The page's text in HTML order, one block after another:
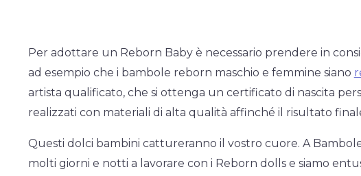
Per adottare un Reborn Baby è necessario prendere in
ad esempio che i bambole reborn maschio e femmine siano
artista qualificato, che si ottenga un certificato di nascita
realizzati con materiali di alta qualità affinché il risultato
Questi dolci bambini cattureranno il vostro cuore. A
molti giorni e notti a lavorare con i Reborn dolls e siamo